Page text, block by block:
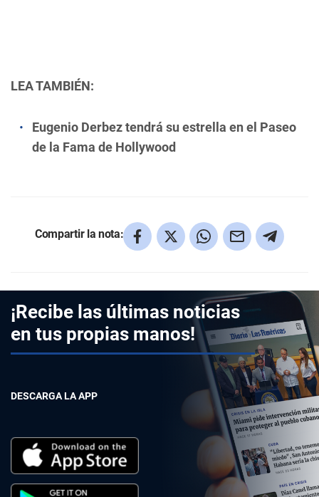
LEA TAMBIÉN:
Eugenio Derbez tendrá su estrella en el Paseo
de la Fama de Hollywood
Compartir la nota:
¡Recibe las últimas noticias
en tus propias manos!
DESCARGA LA APP